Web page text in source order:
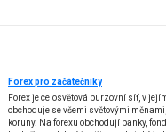
Forex pro začátečníky
Forex je celosvětová burzovní síť, v
obchoduje se všemi světovými
koruny. Na forexu obchodují banky,